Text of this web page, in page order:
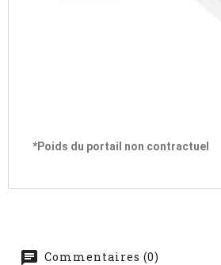
*Poids du portail non contractuel
Commentaires (0)